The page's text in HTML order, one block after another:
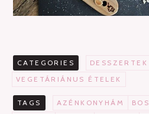
CATEGORIES DESSZERTEK
VEGETÁRIÁNUS ÉTELEK
TAGS AZÉNKONYHÁM